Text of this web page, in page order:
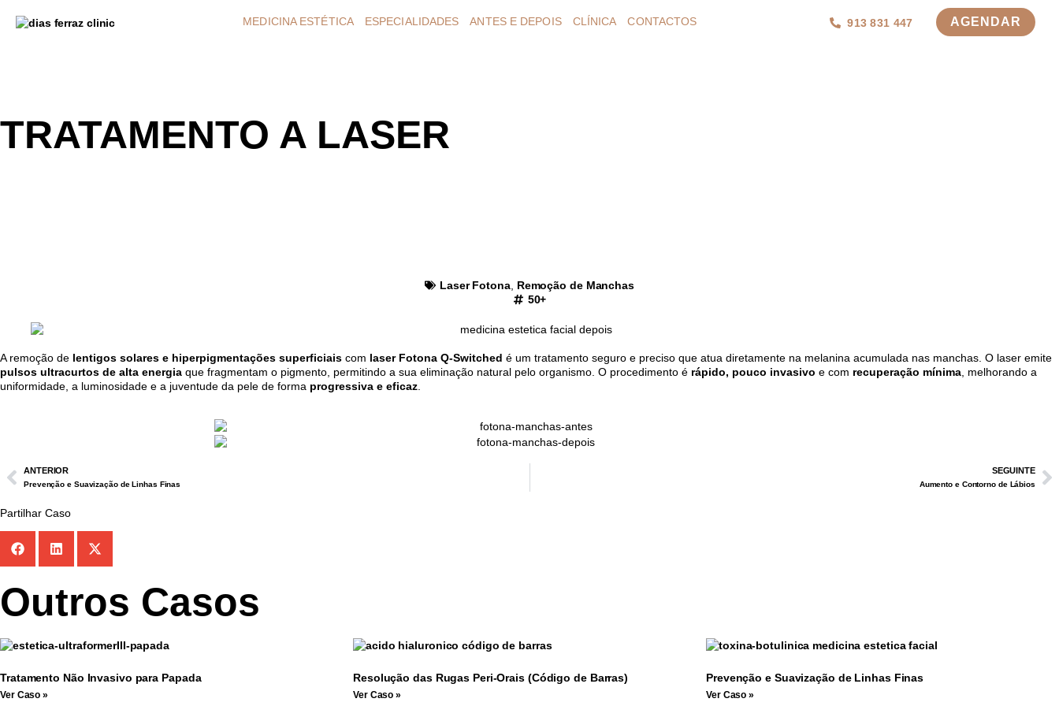
MEDICINA ESTÉTICA ESPECIALIDADES ANTES E DEPOIS CLÍNICA CONTACTOS 913 831 447 AGENDAR
TRATAMENTO A LASER
Laser Fotona, Remoção de Manchas
50+
A remoção de lentigos solares e hiperpigmentações superficiais com laser Fotona Q-Switched é um tratamento seguro e preciso que atua diretamente na melanina acumulada nas manchas. O laser emite
pulsos ultracurtos de alta energia que fragmentam o pigmento, permitindo a sua eliminação natural pelo organismo. O procedimento é rápido, pouco invasivo e com recuperação mínima , melhorando a
uniformidade, a luminosidade e a juventude da pele de forma progressiva e eficaz
ANTERIOR
Prevenção e Suavização de Linhas Finas
SEGUINTE
Aumento e Contorno de Lábios
Partilhar Caso
Outros Casos
Tratamento Não Invasivo para Papada
Ver Caso »
Resolução das Rugas Peri-Orais (Código de Barras)
Ver Caso »
Prevenção e Suavização de Linhas Finas
Ver Caso »